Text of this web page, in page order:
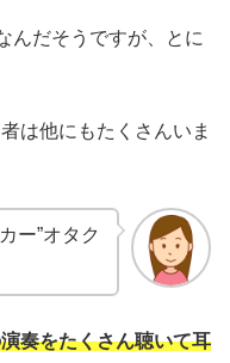
んだそうですが、とに
は他にもたくさんいま
ー”オタク
奏をたくさん聴いて耳